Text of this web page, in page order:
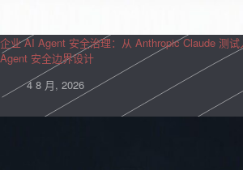
企业 AI Agent 安全治理：从 Anthropic Claude 测试
Agent 安全边界设计
4 8 月, 2026